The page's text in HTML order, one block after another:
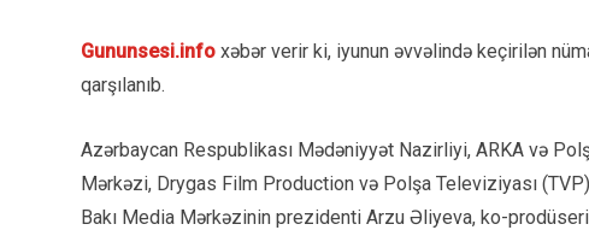
Gununsesi.info xəbər verir ki, iyunun əvvəlində keçirilən
qarşılanıb.
Azərbaycan Respublikası Mədəniyyət Nazirliyi, ARKA və
Mərkəzi, Drygas Film Production və Polşa Televiziyası
Bakı Media Mərkəzinin prezidenti Arzu Əliyeva, ko-